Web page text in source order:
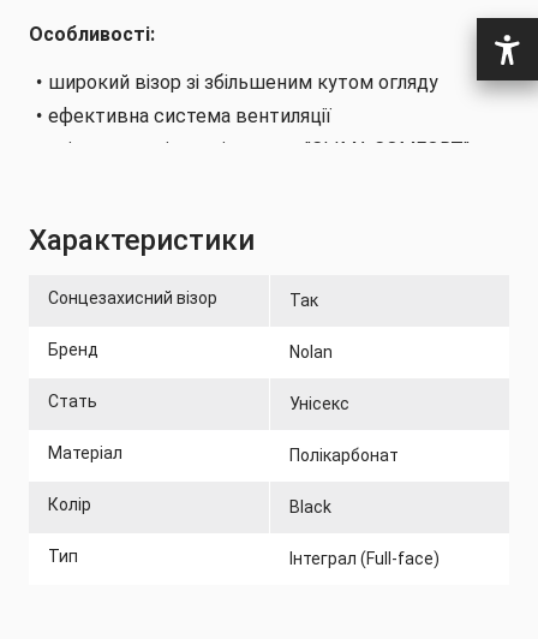
Особливості:
широкий візор зі збільшеним кутом огляду
ефективна система вентиляції
знімна внутрішня підкладка "CLIMA COMFORT" ,
запатентована застібка MICROLOCK2
Характеристики
Сонцезахисний візор Так
Бренд Nolan
Стать Унісекс
Матеріал Полікарбонат
Колір Black
Тип Інтеграл (Full-face)